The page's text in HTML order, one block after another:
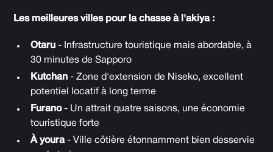
Les meilleures villes pour la chasse à l'akiya :
Otaru - Infrastructure touristique mais abordable, à
30 minutes de Sapporo
Kutchan - Zone d'extension de Niseko, excellent
potentiel locatif à long terme
Furano- Un attrait quatre saisons, une économie
touristique forte
À youra- Ville côtière étonnamment bien desservie